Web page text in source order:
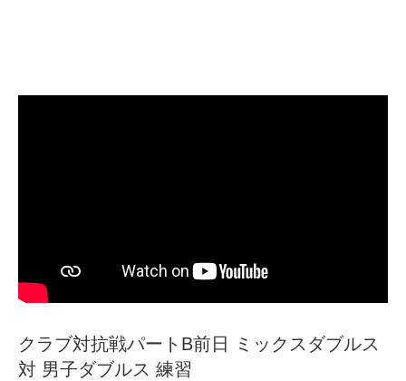
クラブ対抗戦パートB前日 ミックスダブルス
対 男子ダブルス 練習